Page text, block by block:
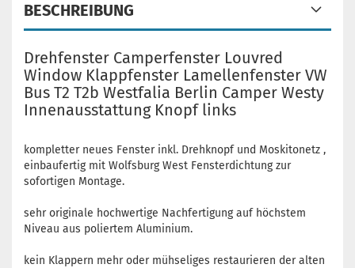
BESCHREIBUNG
Drehfenster Camperfenster Louvred
Window Klappfenster Lamellenfenster VW
Bus T2 T2b Westfalia Berlin Camper Westy
Innenausstattung Knopf links
kompletter neues Fenster inkl. Drehknopf und Moskitonetz ,
einbaufertig mit Wolfsburg West Fensterdichtung zur
sofortigen Montage.
sehr originale hochwertige Nachfertigung auf höchstem
Niveau aus poliertem Aluminium.
kein Klappern mehr oder mühseliges restaurieren der alten